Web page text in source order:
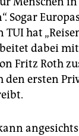
Sogar
hat
dabei
Fritz Roth
den ersten